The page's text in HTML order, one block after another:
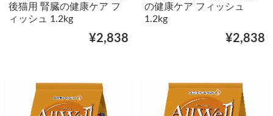
後猫用 腎臓の健康ケア フ
ィッシュ 1.2kg
¥2,838
の健康ケア フィッシュ
1.2kg
¥2,838